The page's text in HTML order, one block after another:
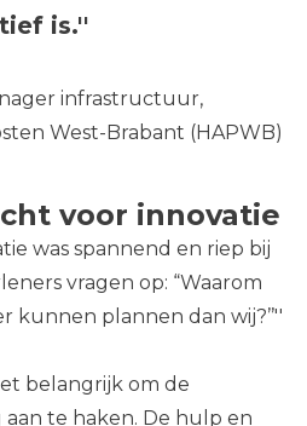
is.''
infrastructuur,
West-Brabant (HAPWB)
voor innovatie
was spannend en riep bij
vragen op: “Waarom
kunnen plannen dan wij?’’''
belangrijk om de
te haken. De hulp en